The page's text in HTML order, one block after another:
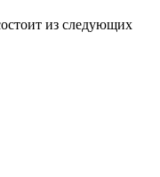
из следующих